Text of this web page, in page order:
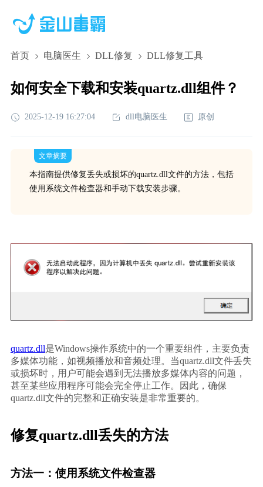
首页 电脑医生 DLL修复 DLL修复工具
如何安全下载和安装quartz.dll组件？
2025-12-19 16:27:04 dll电脑医生 原创
文章摘要
本指南提供修复丢失或损坏的quartz.dll文件的方法，包括
使用系统文件检查器和手动下载安装步骤。
quartz.dll是Windows操作系统中的一个重要组件，主要负责
多媒体功能，如视频播放和音频处理。当quartz.dll文件丢失
或损坏时，用户可能会遇到无法播放多媒体内容的问题，
甚至某些应用程序可能会完全停止工作。因此，确保
quartz.dll文件的完整和正确安装是非常重要的。
修复quartz.dll丢失的方法
方法一：使用系统文件检查器